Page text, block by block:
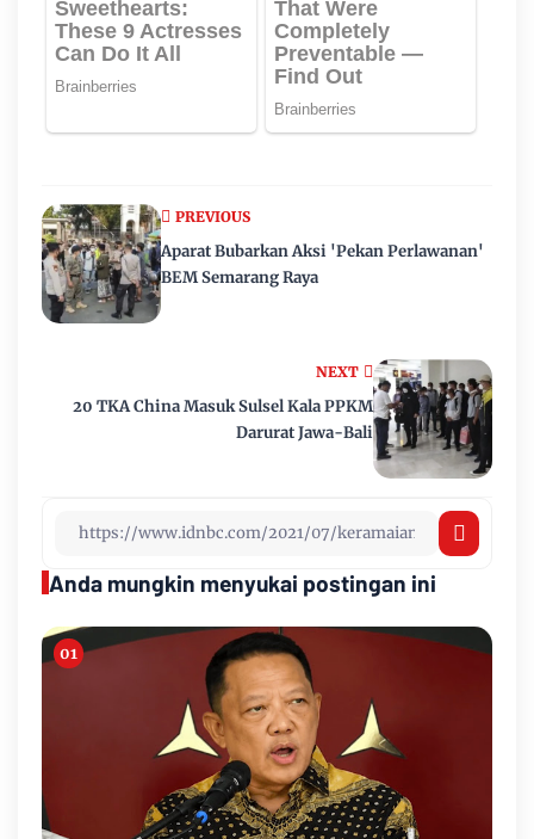
NEXT
20 TKA China Masuk Sulsel Kala PPKM
Darurat Jawa-Bali
PREVIOUS
Aparat Bubarkan Aksi 'Pekan Perlawanan'
BEM Semarang Raya
Anda mungkin menyukai postingan ini